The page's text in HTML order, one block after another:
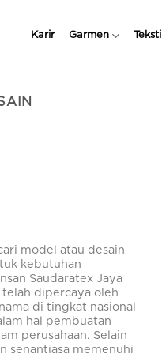
Karir Garmen Tekstil
model atau desain
kebutuhan
Saudaratex Jaya
dipercaya oleh
di tingkat nasional
hal pembuatan
perusahaan. Selain
senantiasa memenuhi